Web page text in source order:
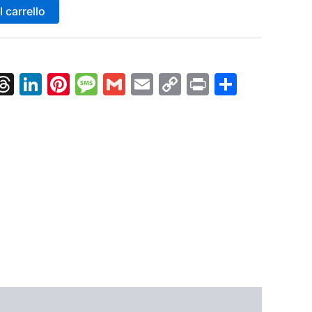
carrello
Threads
LinkedIn
Pinterest
Message
GmailEmailCopy
Print